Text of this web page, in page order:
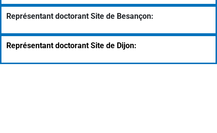
Représentant doctorant Site de Besançon:
Représentant doctorant Site de Dijon: